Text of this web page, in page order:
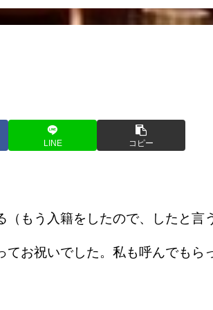
LINE コピー
もう入籍をしたので、したと言
お祝いでした。私も呼んでもら